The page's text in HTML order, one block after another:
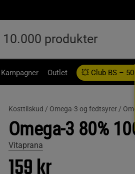
Kampagner Outlet 💥 Club BS –
Kosttilskud / Omega-3 og fedtsyrer /
Omega-3 80%
Vitaprana